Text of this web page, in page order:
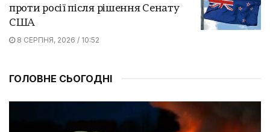
проти росії після рішення Сенату
США
8 СЕРПНЯ, 2026 / 10:52
ГОЛОВНЕ СЬОГОДНІ